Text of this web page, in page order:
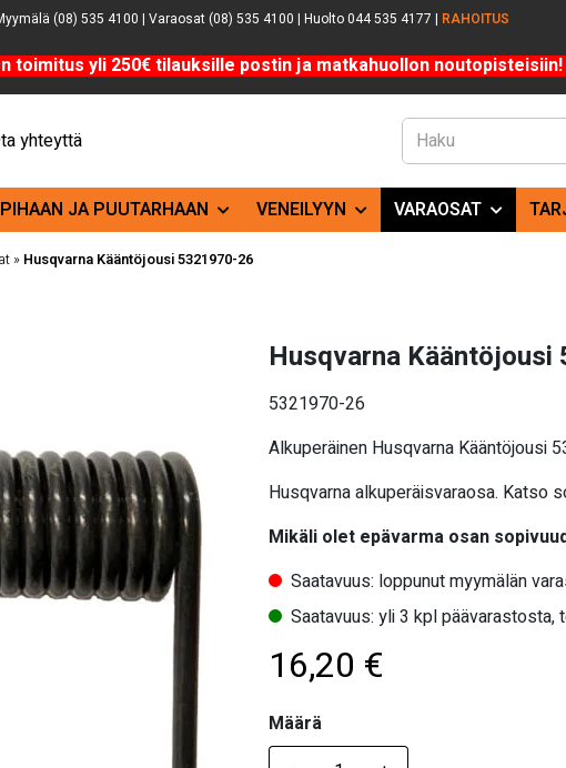
(08) 535 4100 | Varaosat (08) 535 4100 | Huolto 044 535 4177 | RAHOITUS
toimitus yli 250€ tilauksille postin ja matkahuollon noutopisteisiin!
yhteyttä
PIHAAN JA PUUTARHAAN VENEILYYN VARAOSAT
» Husqvarna Kääntöjousi 5321970-26
Husqvarna Kääntöjousi
5321970-26
Alkuperäinen Husqvarna Kääntöjousi
Husqvarna alkuperäisvaraosa. Katso
Mikäli olet epävarma osan
Saatavuus: loppunut myymälän
Saatavuus: yli 3 kpl päävarastosta,
16,20 €
Määrä
Määrä